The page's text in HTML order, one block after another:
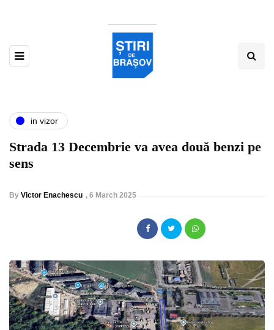
in vizor
Strada 13 Decembrie va avea două benzi pe
sens
By Victor Enachescu , 6 March 2025